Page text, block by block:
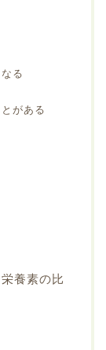
る
がある
養素の比